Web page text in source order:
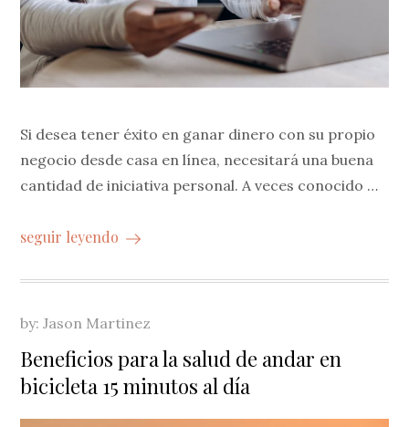
Si desea tener éxito en ganar dinero con su propio
negocio desde casa en línea, necesitará una buena
cantidad de iniciativa personal. A veces conocido …
seguir leyendo
by:Jason Martinez
Beneficios para la salud de andar en
bicicleta 15 minutos al día